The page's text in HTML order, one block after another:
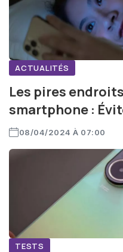
ACTUALITÉS
Les pires
smartphone :
08/04/2024 À 07:00
TESTS